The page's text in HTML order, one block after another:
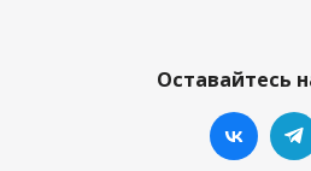
Оставайтесь